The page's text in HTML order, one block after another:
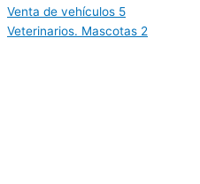
Venta de vehículos 5
Veterinarios. Mascotas 2